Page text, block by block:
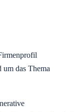
das Thema